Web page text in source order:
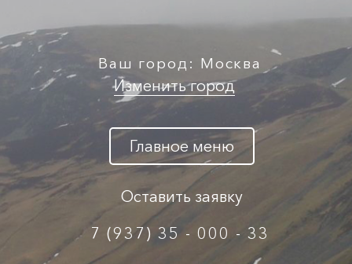
Ваш город: Москва
Изменить город
Главное меню
Оставить заявку
7 (937) 35 - 000 - 33